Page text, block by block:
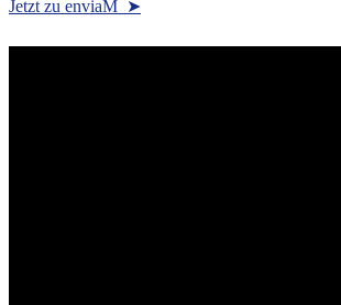
Jetzt zu enviaM ➤